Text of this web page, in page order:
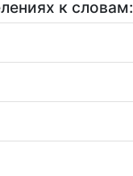
к словам: